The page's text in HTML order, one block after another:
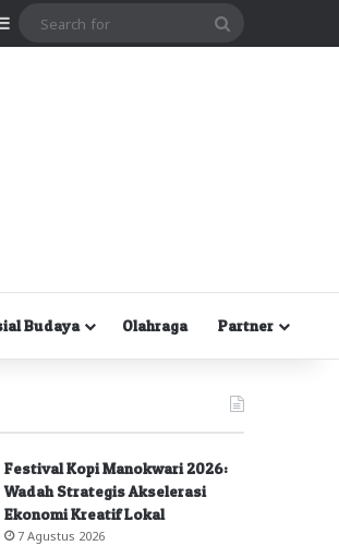
Article
Sidebar
Budaya Olahraga Partner
Festival Kopi Manokwari 2026:
Wadah Strategis Akselerasi
Ekonomi Kreatif Lokal
7 Agustus 2026